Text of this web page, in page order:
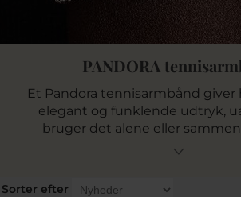
PANDORA
Et Pandora tennisarmbånd
elegant og funklende udtryk,
bruger det alene eller
armbånd. Hos Pind J. Design
guldbelagt design med sten,
Sorter efter